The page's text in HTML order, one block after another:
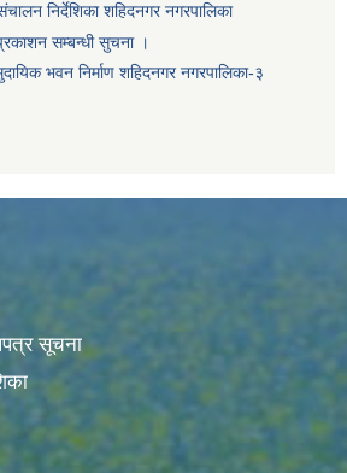
निर्देशिका शहिदनगर नगरपालिका
सम्बन्धी सुचना ।
भवन निर्माण शहिदनगर नगरपालिका-३
सूचना